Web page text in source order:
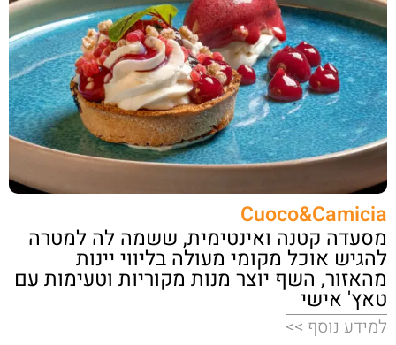
Cuoco&Camicia
מסעדה קטנה ואינטימית, ששמה לה למטרה
להגיש אוכל מקומי מעולה בליווי יינות
מהאזור, השף יוצר מנות מקוריות וטעימות עם
טאץ' אישי
למידע נוסף >>